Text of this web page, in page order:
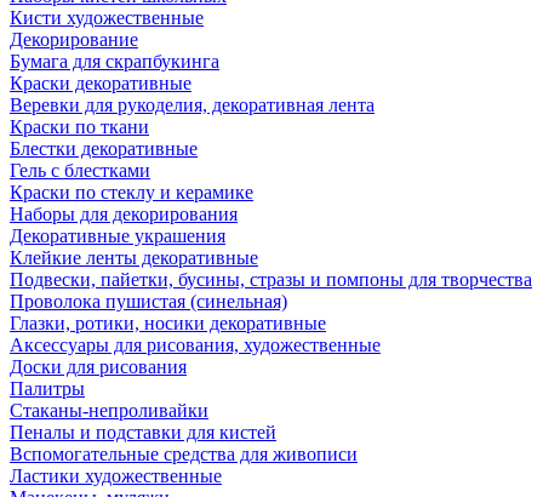
Кисти художественные
Декорирование
Бумага для скрапбукинга
Краски декоративные
Веревки для рукоделия, декоративная лента
Краски по ткани
Блестки декоративные
Гель с блестками
Краски по стеклу и керамике
Наборы для декорирования
Декоративные украшения
Клейкие ленты декоративные
Подвески, пайетки, бусины, стразы и помпоны для творчества
Проволока пушистая (синельная)
Глазки, ротики, носики декоративные
Аксессуары для рисования, художественные
Доски для рисования
Палитры
Стаканы-непроливайки
Пеналы и подставки для кистей
Вспомогательные средства для живописи
Ластики художественные